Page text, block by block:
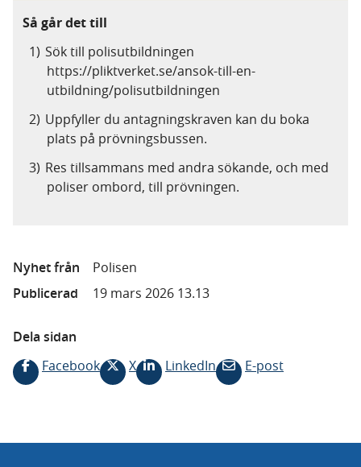
Så går det till
Sök till polisutbildningen
https://pliktverket.se/ansok-till-en-
utbildning/polisutbildningen
Uppfyller du antagningskraven kan du boka
plats på prövningsbussen.
Res tillsammans med andra sökande, och med
poliser ombord, till prövningen.
Nyhet från
Polisen
Publicerad
19 mars 2026 13.13
Dela sidan
Facebook
X LinkedIn E-post